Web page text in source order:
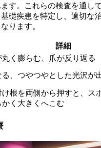
す。これらの検査を通し
礎疾患を特定し、適切な
ります。
詳細
丸く膨らむ、爪が反り返る
る、つやつやとした光沢が
け根を両側から押すと、ス
かく大きくへこむ